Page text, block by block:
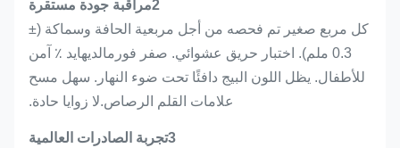
كل مربع صغير تم فحصه من أجل مربعية الحافة وسماكة (±
0.3 ملم). اختبار حريق عشوائي. صفر فورمالديهايد ٪ آمن
للأطفال. يظل اللون البيج دافئًا تحت ضوء النهار. سهل مسح
علامات القلم الرصاص.لا زوايا حادة.